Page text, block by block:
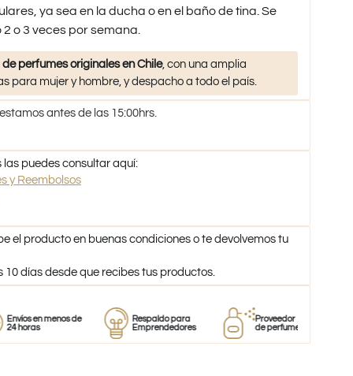
ya sea en la ducha o en el baño de tina. Se
o 3 veces por semana.
perfumes originales en Chile, con una amplia
para mujer y hombre, y despacho a todo el país.
estamos antes de las 15:00hrs.
puedes consultar aquí:
y Reembolsos
el producto en buenas condiciones o te devolvemos tu
10 días desde que recibes tus productos.
en menos de
Respaldo para
Emprendedores
Proveedor
de perfumes